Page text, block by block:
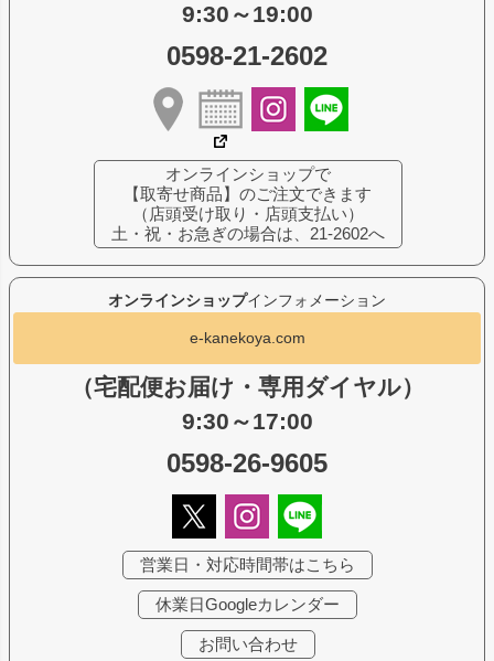
オンラインショップインフォメーション
e-kanekoya.com
（宅配便お届け・専用ダイヤル）
9:30～17:00
0598-26-9605
営業日・対応時間帯はこちら
休業日Googleカレンダー
お問い合わせ
9:30～19:00
0598-21-2602
オンラインショップで
【取寄せ商品】のご注文できます
（店頭受け取り・店頭支払い）
土・祝・お急ぎの場合は、21-2602へ